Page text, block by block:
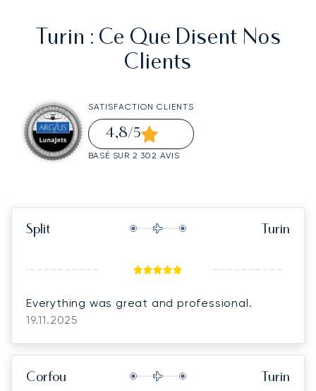
Turin : Ce Que Disent Nos
Clients
SATISFACTION CLIENTS
4,8/5
BASÉ SUR 2 302 AVIS
Split Turin
Everything was great and professional.
19.11.2025
Corfou Turin